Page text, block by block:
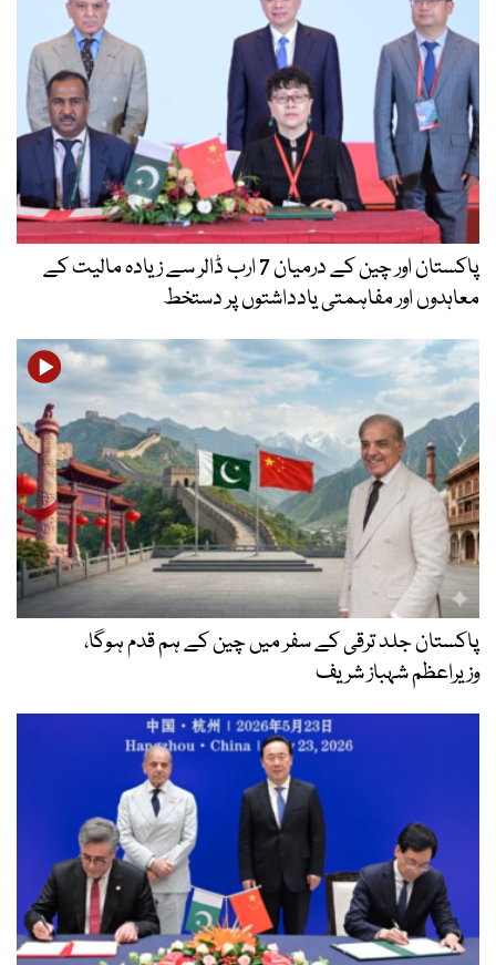
پاکستان اور چین کے درمیان 7 ارب ڈالر سے زیادہ مالیت کے
معاہدوں اور مفاہمتی یادداشتوں پر دستخط
پاکستان جلد ترقی کے سفر میں چین کے ہم قدم ہوگا،
وزیراعظم شہباز شریف